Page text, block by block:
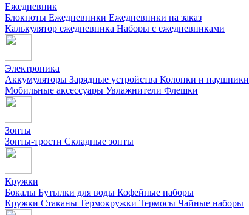
Ежедневник
Блокноты Ежедневники Ежедневники на заказ
Калькулятор ежедневника Наборы с ежедневниками
Электроника
Аккумуляторы Зарядные устройства Колонки и наушники
Мобильные аксессуары Увлажнители Флешки
Зонты
Зонты-трости Складные зонты
Кружки
Бокалы Бутылки для воды Кофейные наборы
Кружки Стаканы Термокружки Термосы Чайные наборы